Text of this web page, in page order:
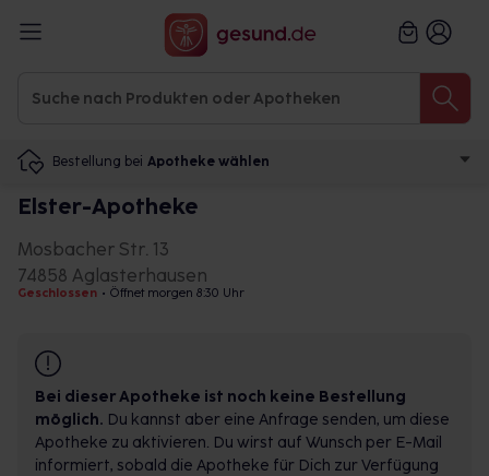
Bestellung bei Apotheke wählen
Elster-Apotheke
Mosbacher Str. 13
74858 Aglasterhausen
Geschlossen • Öffnet morgen 8:30 Uhr
Bei dieser Apotheke ist noch keine Bestellung
möglich. Du kannst aber eine Anfrage senden, um diese
Apotheke zu aktivieren. Du wirst auf Wunsch per E-Mail
informiert, sobald die Apotheke für Dich zur Verfügung